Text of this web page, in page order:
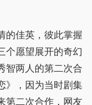
佳英，彼此掌握
个愿望展开的奇幻
智两人的第二次合
》，因为当时剧集
第二次合作，网友